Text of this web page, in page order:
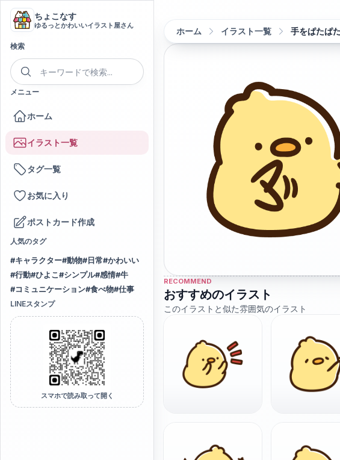
ちょこなす
ゆるっとかわいいイラスト屋さん
検索
メニュー
ホーム
イラスト一覧
タグ一覧
お気に入り
ポストカード作成
人気のタグ
#キャラクター#動物# 日常#かわいい
#行動#ひよこ#シンプル#感情#牛
#コミュニケーション#食べ物#仕事
LINEスタンプ
スマホで読み取って開く
ホーム イラスト一覧 手をぱたぱ
RECOMMEND
おすすめのイラスト
このイラストと似た雰囲気のイラスト